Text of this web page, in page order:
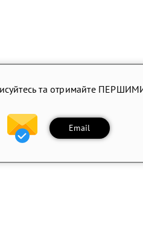
та отримайте ПЕРШИМИ
Email